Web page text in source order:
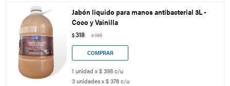
Jabón liquido para manos antibacterial 3L -
Coco y Vainilla
$318 $398
1 unidad x $ 398 c/u
3 unidades x $ 378 c/u